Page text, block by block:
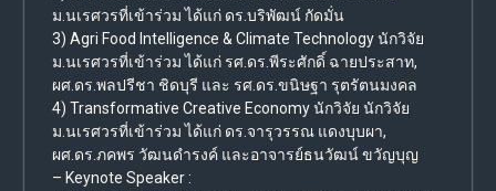
ม.นเรศวรที่เข้าร่วม ได้แก่ ดร.บริพัฒน์ กัดมั่น
3) Agri Food Intelligence & Climate Technology นักวิจัย
ม.นเรศวรที่เข้าร่วม ได้แก่ รศ.ดร.พีระศักดิ์ ฉายประสาท,
ผศ.ดร.พลปรีชา ชิดบุรี และ รศ.ดร.ขนิษฐา รุตรัตนมงคล
4) Transformative Creative Economy นักวิจัย นักวิจัย
ม.นเรศวรที่เข้าร่วม ได้แก่ ดร.จารุวรรณ แดงบุบผา,
ผศ.ดร.ภคพร วัฒนดำรงค์ และอาจารย์ธนวัฒน์ ขวัญบุญ
– Keynote Speaker :